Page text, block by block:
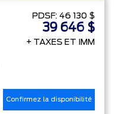
PDSF: 46 130 $
39 646 $
+ TAXES ET IMM
Confirmez la disponibilité